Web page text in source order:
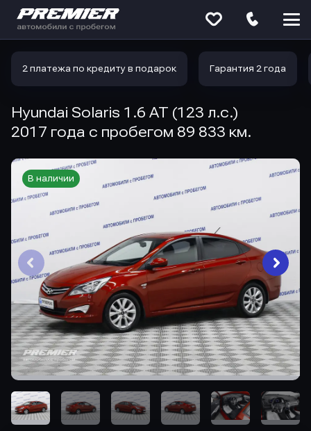
2 платежа по кредиту в подарок Гарантия 2 года
Hyundai Solaris 1.6 AT (123 л.с.)
2017 года с пробегом 89 833 км.
В наличии